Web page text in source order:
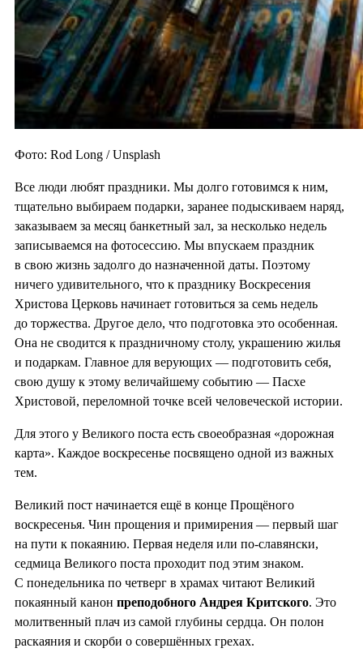
Фото: Rod Long / Unsplash
Все люди любят праздники. Мы долго готовимся к ним,
тщательно выбираем подарки, заранее подыскиваем наряд,
заказываем за месяц банкетный зал, за несколько недель
записываемся на фотосессию. Мы впускаем праздник
в свою жизнь задолго до назначенной даты. Поэтому
ничего удивительного, что к празднику Воскресения
Христова Церковь начинает готовиться за семь недель
до торжества. Другое дело, что подготовка это особенная.
Она не сводится к праздничному столу, украшению жилья
и подаркам. Главное для верующих — подготовить себя,
свою душу к этому величайшему событию — Пасхе
Христовой, переломной точке всей человеческой истории.
Для этого у Великого поста есть своеобразная «дорожная
карта». Каждое воскресенье посвящено одной из важных
тем.
Великий пост начинается ещё в конце Прощёного
воскресенья. Чин прощения и примирения — первый шаг
на пути к покаянию. Первая неделя или по-славянски,
седмица Великого поста проходит под этим знаком.
С понедельника по четверг в храмах читают Великий
покаянный канон преподобного Андрея Критского. Это
молитвенный плач из самой глубины сердца. Он полон
раскаяния и скорби о совершённых грехах.